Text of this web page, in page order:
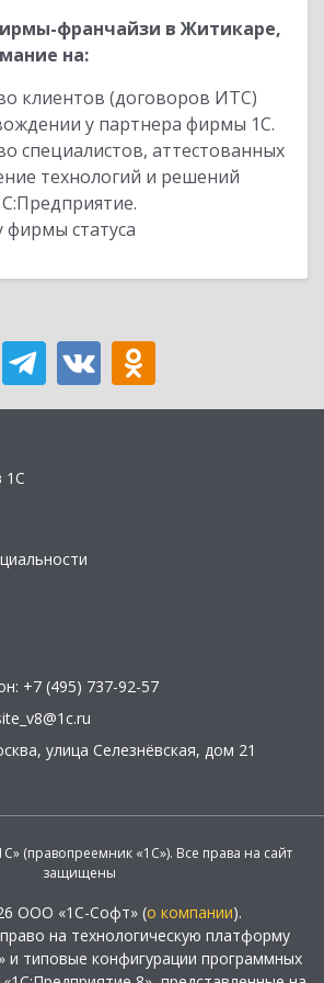
франчайзи в Житикаре,
на:
клиентов (договоров ИТС)
у партнера фирмы 1С.
специалистов, аттестованных
технологий и решений
фирмы статуса
1С
+7 (495) 737-92-57
, улица Селезнёвская, дом 21
(правопреемник «1С»). Все права на сайт
защищены
ООО «1С-Софт» (о компании).
на технологическую платформу
и типовые конфигурации программных